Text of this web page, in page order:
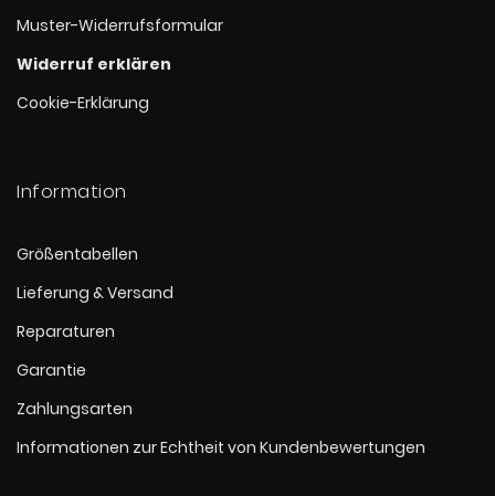
Muster-Widerrufsformular
Widerruf erklären
Cookie-Erklärung
Information
Größentabellen
Lieferung & Versand
Reparaturen
Garantie
Zahlungsarten
Informationen zur Echtheit von Kundenbewertungen